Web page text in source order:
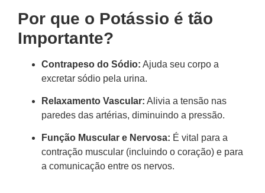
Por que o Potássio é tão
Importante?
Contrapeso do Sódio: Ajuda seu corpo a
excretar sódio pela urina.
Relaxamento Vascular: Alivia a tensão nas
paredes das artérias, diminuindo a pressão.
Função Muscular e Nervosa: É vital para a
contração muscular (incluindo o coração) e para
a comunicação entre os nervos.